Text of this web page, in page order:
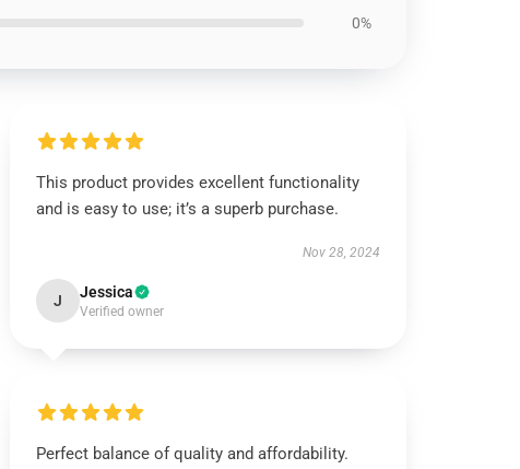
0%
This product provides excellent functionality
and is easy to use; it’s a superb purchase.
Nov 28, 2024
J Jessica
Verified owner
Perfect balance of quality and affordability.